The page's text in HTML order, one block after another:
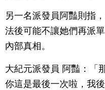
另一名派發員阿豔則指
法後可能不讓她們再派
內部真相。
大紀元派發員 阿豔：「
你這是最後一次啦，我